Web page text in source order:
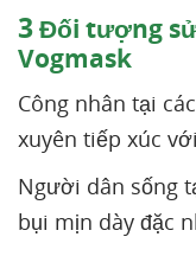
3Đối tượng
Vogmask
Công nhân tại
xuyên tiếp xúc
Người dân sống
bụi mịn dày đặc